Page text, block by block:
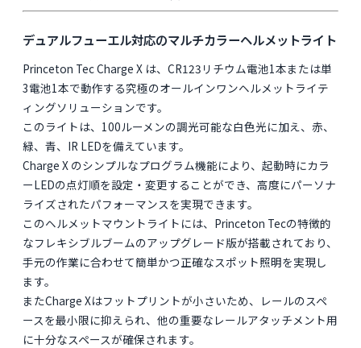
デュアルフューエル対応のマルチカラーヘルメットライト
Princeton Tec Charge X は、CR123リチウム電池1本または単
3電池1本で動作する究極のオールインワンヘルメットライテ
ィングソリューションです。
このライトは、100ルーメンの調光可能な白色光に加え、赤、
緑、青、IR LEDを備えています。
Charge X のシンプルなプログラム機能により、起動時にカラ
ーLEDの点灯順を設定・変更することができ、高度にパーソナ
ライズされたパフォーマンスを実現できます。
このヘルメットマウントライトには、Princeton Tecの特徴的
なフレキシブルブームのアップグレード版が搭載されており、
手元の作業に合わせて簡単かつ正確なスポット照明を実現し
ます。
またCharge Xはフットプリントが小さいため、レールのスペ
ースを最小限に抑えられ、他の重要なレールアタッチメント用
に十分なスペースが確保されます。